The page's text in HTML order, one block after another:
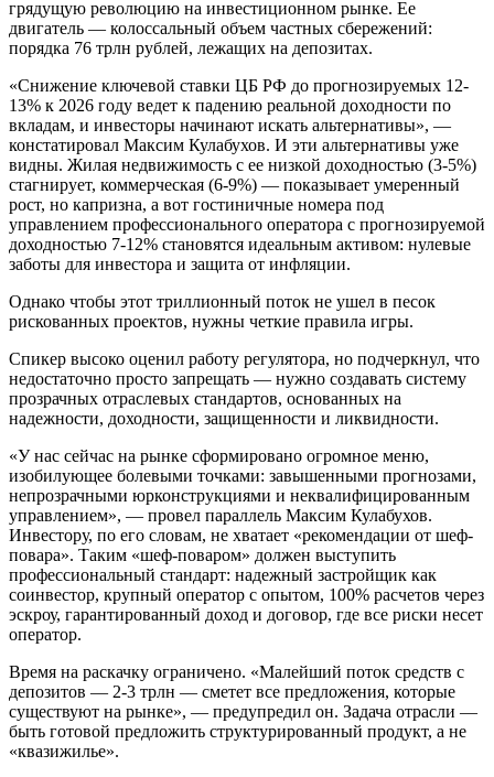
грядущую революцию на инвестиционном рынке. Ее
двигатель — колоссальный объем частных сбережений:
порядка 76 трлн рублей, лежащих на депозитах.
«Снижение ключевой ставки ЦБ РФ до прогнозируемых 12-
13% к 2026 году ведет к падению реальной доходности по
вкладам, и инвесторы начинают искать альтернативы», —
констатировал Максим Кулабухов. И эти альтернативы уже
видны. Жилая недвижимость с ее низкой доходностью (3-5%)
стагнирует, коммерческая (6-9%) — показывает умеренный
рост, но капризна, а вот гостиничные номера под
управлением профессионального оператора с прогнозируемой
доходностью 7-12% становятся идеальным активом: нулевые
заботы для инвестора и защита от инфляции.
Однако чтобы этот триллионный поток не ушел в песок
рискованных проектов, нужны четкие правила игры.
Спикер высоко оценил работу регулятора, но подчеркнул, что
недостаточно просто запрещать — нужно создавать систему
прозрачных отраслевых стандартов, основанных на
надежности, доходности, защищенности и ликвидности.
«У нас сейчас на рынке сформировано огромное меню,
изобилующее болевыми точками: завышенными прогнозами,
непрозрачными юрконструкциями и неквалифицированным
управлением», — провел параллель Максим Кулабухов.
Инвестору, по его словам, не хватает «рекомендации от шеф-
повара». Таким «шеф-поваром» должен выступить
профессиональный стандарт: надежный застройщик как
соинвестор, крупный оператор с опытом, 100% расчетов через
эскроу, гарантированный доход и договор, где все риски несет
оператор.
Время на раскачку ограничено. «Малейший поток средств с
депозитов — 2-3 трлн — сметет все предложения, которые
существуют на рынке», — предупредил он. Задача отрасли —
быть готовой предложить структурированный продукт, а не
«квазижилье».